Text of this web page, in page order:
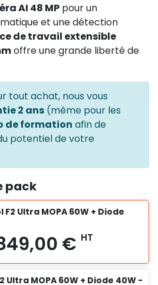
AI 48 MP pour un
et une détection
de travail extensible
offre une grande liberté de
tout achat, nous vous
2 ans (même pour les
de formation afin de
potentiel de votre
pack
F2 Ultra MOPA 60W + Diode
Ultra MOPA 60W + Diode 40W -